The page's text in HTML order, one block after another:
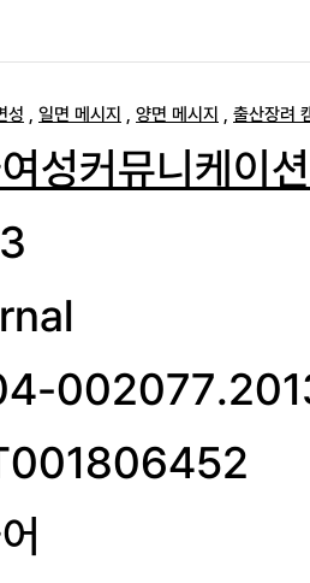
성 , 일면 메시지 , 양면 메시지 , 출산장려
성커뮤니케이